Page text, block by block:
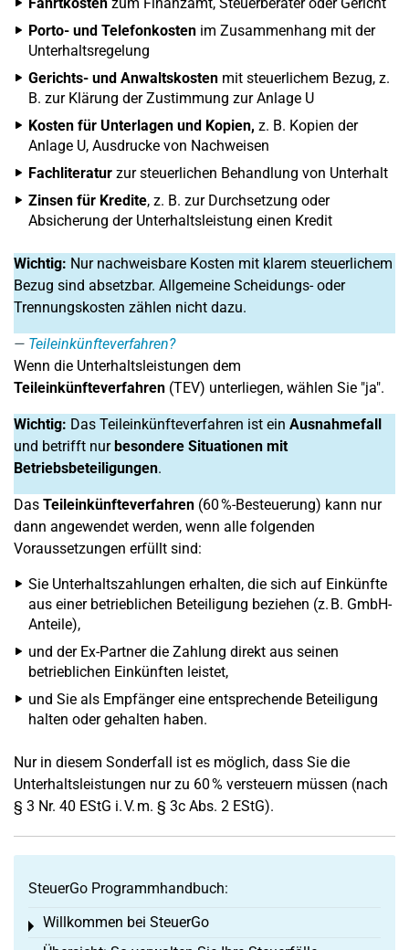
Porto- und Telefonkosten im Zusammenhang mit der
Unterhaltsregelung
Gerichts- und Anwaltskosten mit steuerlichem Bezug, z.
B. zur Klärung der Zustimmung zur Anlage U
Kosten für Unterlagen und Kopien, z. B. Kopien der
Anlage U, Ausdrucke von Nachweisen
Fachliteratur zur steuerlichen Behandlung von Unterhalt
Zinsen für Kredite, z. B. zur Durchsetzung oder
Absicherung der Unterhaltsleistung einen Kredit
Wichtig: Nur nachweisbare Kosten mit klarem steuerlichem
Bezug sind absetzbar. Allgemeine Scheidungs- oder
Trennungskosten zählen nicht dazu.
Teileinkünfteverfahren?
Wenn die Unterhaltsleistungen dem
Teileinkünfteverfahren (TEV) unterliegen, wählen Sie "ja".
Wichtig: Das Teileinkünfteverfahren ist ein Ausnahmefall
und betrifft nurbesondere Situationen mit
Betriebsbeteiligungen.
Das Teileinkünfteverfahren (60 %-Besteuerung) kann nur
dann angewendet werden, wenn alle folgenden
Voraussetzungen erfüllt sind:
Sie Unterhaltszahlungen erhalten, die sich auf Einkünfte
aus einer betrieblichen Beteiligung beziehen (z. B. GmbH-
Anteile),
und der Ex-Partner die Zahlung direkt aus seinen
betrieblichen Einkünften leistet,
und Sie als Empfänger eine entsprechende Beteiligung
halten oder gehalten haben.
Nur in diesem Sonderfall ist es möglich, dass Sie die
Unterhaltsleistungen nur zu 60 % versteuern müssen (nach
§ 3 Nr. 40 EStG i. V. m. § 3c Abs. 2 EStG).
SteuerGo Programmhandbuch:
Willkommen bei SteuerGo
Toggle menu